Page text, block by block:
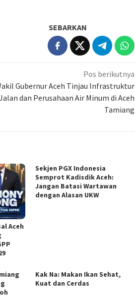
SEBARKAN
Pos berikutnya
Gubernur Aceh Tinjau Infrastruktur
dan Perusahaan Air Minum di Aceh
Tamiang
Aceh
Sekjen PGX Indonesia
Semprot Kadisdik Aceh:
Jangan Batasi Wartawan
dengan Alasan UKW
Kak Na: Makan Ikan Sehat,
Kuat dan Cerdas